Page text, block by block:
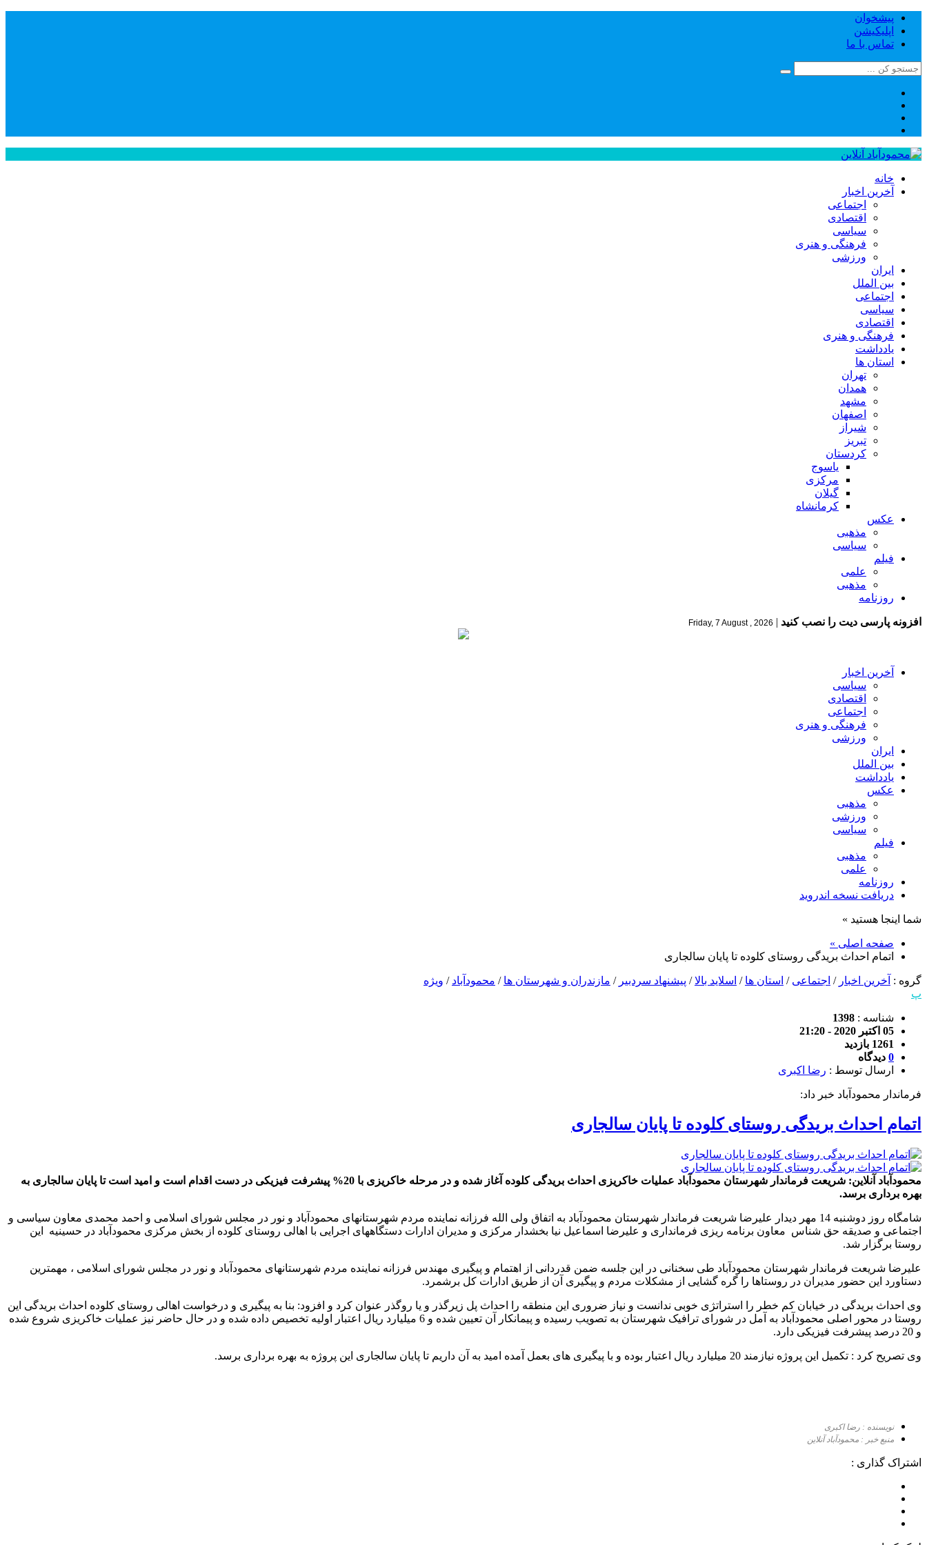
پیشخوان
اپلیکیشن
تماس با ما
خانه
آخرین اخبار
اجتماعی
اقتصادی
سیاسی
فرهنگی و هنری
ورزشی
ایران
بین الملل
اجتماعی
سیاسی
اقتصادی
فرهنگی و هنری
یادداشت
استان ها
تهران
همدان
مشهد
اصفهان
شیراز
تبریز
کردستان
یاسوج
مرکزی
گیلان
کرمانشاه
عکس
مذهبی
سیاسی
فیلم
علمی
مذهبی
روزنامه
افزونه پارسی دیت را نصب کنید |
Friday, 7 August , 2026
آخرین اخبار
سیاسی
اقتصادی
اجتماعی
فرهنگی و هنری
ورزشی
ایران
بین الملل
یادداشت
عکس
مذهبی
ورزشی
سیاسی
فیلم
مذهبی
علمی
روزنامه
دریافت نسخه اندروید
شما اینجا هستید »
صفحه اصلی »
اتمام احداث بریدگی روستای کلوده تا پایان سالجاری
گروه : آخرین اخبار / اجتماعی / استان ها / اسلاید بالا/ پیشنهاد سردبیر / مازندران و شهرستان ها / محمودآباد / ویژه
پ
شناسه : 1398
05 اکتبر 2020 - 21:20
1261 بازدید
0 دیدگاه
ارسال توسط : رضا اکبری
فرماندار محمودآباد خبر داد:
اتمام احداث بریدگی روستای کلوده تا پایان سالجاری
محمودآباد آنلاین: شریعت فرماندار شهرستان محمودآباد عملیات خاکریزی احداث بریدگی کلوده آغاز شده و در مرحله خاکریزی با 20% پیشرفت فیزیکی در دست اقدام است و امید است تا پایان سالجاری به
بهره برداری برسد.
شامگاه روز دوشنبه 14 مهر دیدار علیرضا شریعت فرماندار شهرستان محمودآباد به اتفاق ولی الله فرزانه نماینده مردم شهرستانهای محمودآباد و نور در مجلس شورای اسلامی و احمد محمدی معاون سیاسی و
اجتماعی و صدیقه حق شناس معاون برنامه ریزی فرمانداری و علیرضا اسماعیل نیا بخشدار مرکزی و مدیران ادارات دستگاههای اجرایی با اهالی روستای کلوده از بخش مرکزی محمودآباد در حسینیه این
روستا برگزار شد.
علیرضا شریعت فرماندار شهرستان محمودآباد طی سخنانی در این جلسه ضمن قدردانی از اهتمام و پیگیری مهندس فرزانه نماینده مردم شهرستانهای محمودآباد و نور در مجلس شورای اسلامی ، مهمترین
دستاورد این حضور مدیران در روستاها را گره گشایی از مشکلات مردم و پیگیری آن از طریق ادارات کل برشمرد.
وی احداث بریدگی در خیابان کم خطر را استراتژی خوبی ندانست و نیاز ضروری این منطقه را احداث پل زیرگذر و یا روگذر عنوان کرد و افزود: بنا به پیگیری و درخواست اهالی روستای کلوده احداث بریدگی این
روستا در محور اصلی محمودآباد به آمل در شورای ترافیک شهرستان به تصویب رسیده و پیمانکار آن تعیین شده و 6 میلیارد ریال اعتبار اولیه تخصیص داده شده و در حال حاضر نیز عملیات خاکریزی شروع شده
و 20 درصد پیشرفت فیزیکی دارد.
وی تصریح کرد : تکمیل این پروژه نیازمند 20 میلیارد ریال اعتبار بوده و با پیگیری های بعمل آمده امید به آن داریم تا پایان سالجاری این پروژه به بهره برداری برسد.
نویسنده : رضا اکبری
منبع خبر : محمودآباد آنلاین
اشتراک گذاری :